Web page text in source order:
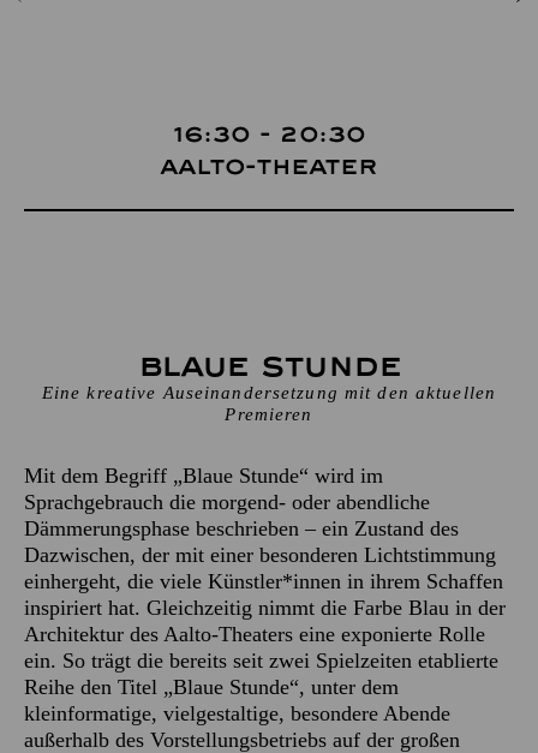
16:30 - 20:30
Aalto-Theater
Blaue Stunde
Eine kreative Auseinandersetzung mit den aktuellen
Premieren
Mit dem Begriff „Blaue Stunde“ wird im
Sprachgebrauch die morgend- oder abendliche
Dämmerungsphase beschrieben – ein Zustand des
Dazwischen, der mit einer besonderen Lichtstimmung
einhergeht, die viele Künstler*innen in ihrem Schaffen
inspiriert hat. Gleichzeitig nimmt die Farbe Blau in der
Architektur des Aalto-Theaters eine exponierte Rolle
ein. So trägt die bereits seit zwei Spielzeiten etablierte
Reihe den Titel „Blaue Stunde“, unter dem
kleinformatige, vielgestaltige, besondere Abende
außerhalb des Vorstellungsbetriebs auf der großen